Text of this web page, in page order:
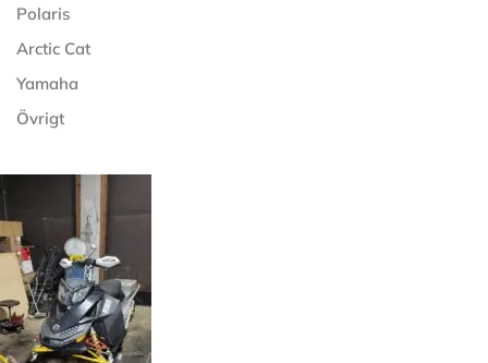
Polaris
Arctic Cat
Yamaha
Övrigt